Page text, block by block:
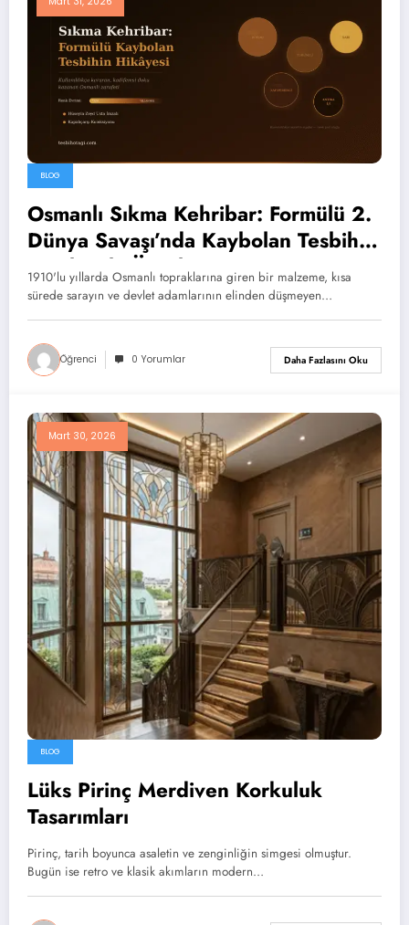
BLOG
Osmanlı Sıkma Kehribar: Formülü 2.
Dünya Savaşı’nda Kaybolan Tesbih
Nasıl Hâlâ Üretiliyor?
1910'lu yıllarda Osmanlı topraklarına giren bir malzeme, kısa
sürede sarayın ve devlet adamlarının elinden düşmeyen…
Öğrenci 0 Yorumlar Daha Fazlasını Oku
Mart 30, 2026
BLOG
Lüks Pirinç Merdiven Korkuluk
Tasarımları
Pirinç, tarih boyunca asaletin ve zenginliğin simgesi olmuştur.
Bugün ise retro ve klasik akımların modern…